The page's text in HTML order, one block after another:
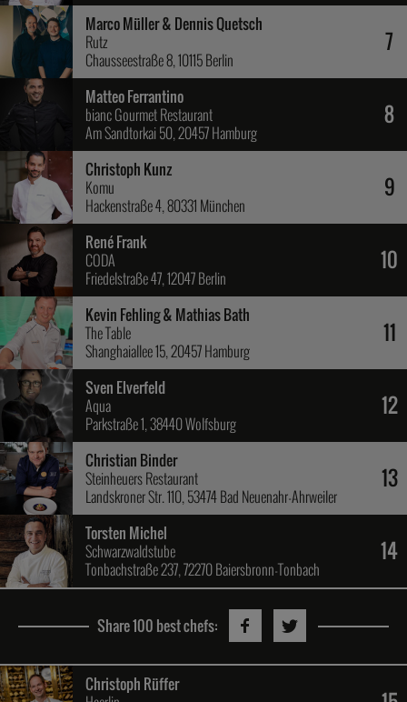
7
Marco Müller & Dennis Quetsch
Rutz
Chausseestraße 8, 10115 Berlin
8
Matteo Ferrantino
bianc Gourmet Restaurant
Am Sandtorkai 50, 20457 Hamburg
9
Christoph Kunz
Komu
Hackenstraße 4, 80331 München
10
René Frank
CODA
Friedelstraße 47, 12047 Berlin
11
Kevin Fehling & Mathias Bath
The Table
Shanghaiallee 15, 20457 Hamburg
12
Sven Elverfeld
Aqua
Parkstraße 1, 38440 Wolfsburg
13
Christian Binder
Steinheuers Restaurant
Landskroner Str. 110, 53474 Bad Neuenahr-Ahrweiler
14
Torsten Michel
Schwarzwaldstube
Tonbachstraße 237, 72270 Baiersbronn-Tonbach
Share 100 best chefs:
Christoph Rüffer